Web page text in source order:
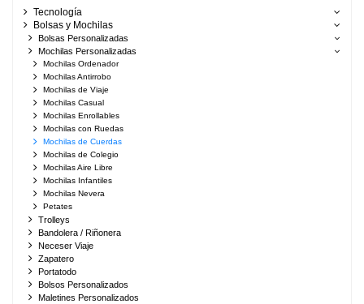
Tecnología
Bolsas y Mochilas
Bolsas Personalizadas
Mochilas Personalizadas
Mochilas Ordenador
Mochilas Antirrobo
Mochilas de Viaje
Mochilas Casual
Mochilas Enrollables
Mochilas con Ruedas
Mochilas de Cuerdas
Mochilas de Colegio
Mochilas Aire Libre
Mochilas Infantiles
Mochilas Nevera
Petates
Trolleys
Bandolera / Riñonera
Neceser Viaje
Zapatero
Portatodo
Bolsos Personalizados
Maletines Personalizados